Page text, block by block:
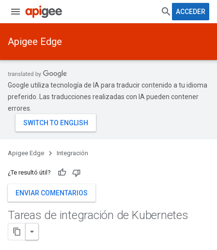
ACCEDER
Apigee Edge
Google utiliza tecnología de IA para traducir contenido a tu idioma
preferido. Las traducciones realizadas con IA pueden contener
errores.
Apigee Edge Integración
¿Te resultó útil?
ENVIAR COMENTARIOS
Tareas de integración de Kubernetes